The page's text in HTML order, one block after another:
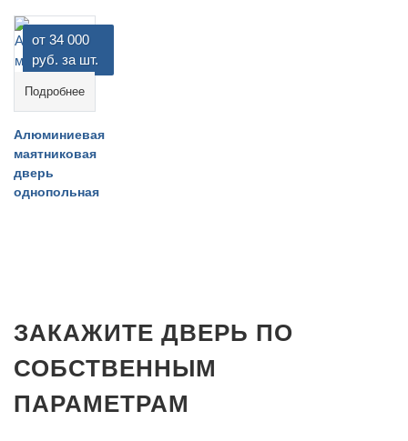
от 34 000
руб. за шт.
Подробнее
Алюминиевая
маятниковая
дверь
однопольная
ЗАКАЖИТЕ ДВЕРЬ ПО
СОБСТВЕННЫМ
ПАРАМЕТРАМ